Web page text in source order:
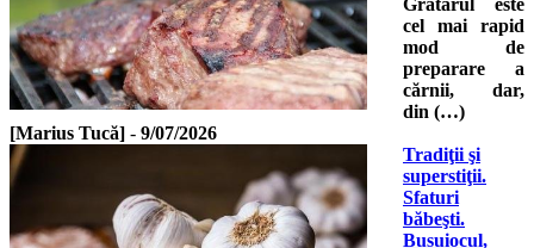
Grătarul este
cel mai rapid
mod de
preparare a
cărnii, dar,
din (…)
[Marius Tucă] - 9/07/2026
Tradiţii şi
superstiţii.
Sfaturi
băbeşti.
Busuiocul,